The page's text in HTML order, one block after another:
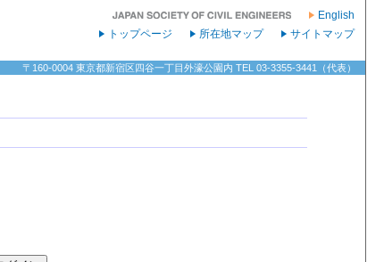
English
サイトマップ
所在地マップ
トップページ
〒160-0004 東京都新宿区四谷一丁目外濠公園内 TEL 03-3355-3441（代表）